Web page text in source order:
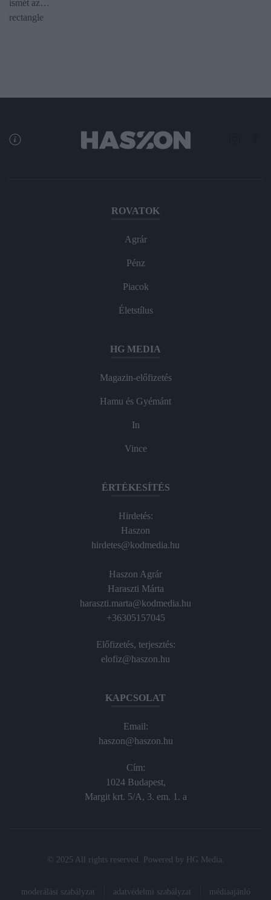
ismét az…
rectangle
ROVATOK
Agrár
Pénz
Piacok
Életstílus
HG MEDIA
Magazin-előfizetés
Hamu és Gyémánt
In
Vince
ÉRTÉKESÍTÉS
Hirdetés:
Haszon
hirdetes@kodmedia.hu
Haszon Agrár
Haraszti Márta
haraszti.marta@kodmedia.hu
+36305157045
Előfizetés, terjesztés:
elofiz@haszon.hu
KAPCSOLAT
Email:
haszon@haszon.hu
Cím:
1024 Budapest,
Margit krt. 5/A, 3. em. 1. a
© 2025 All rights reserved. Powered by HG Media
moderálási szabályzat adatvédelmi szabályzat médiaajánló